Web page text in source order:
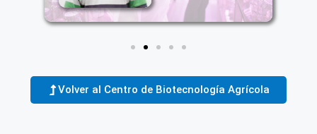
Volver al Centro de Biotecnología Agrícola